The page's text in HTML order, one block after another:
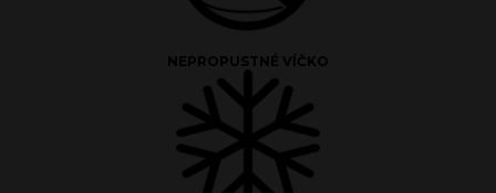
NEPROPUSTNÉ VÍČKO